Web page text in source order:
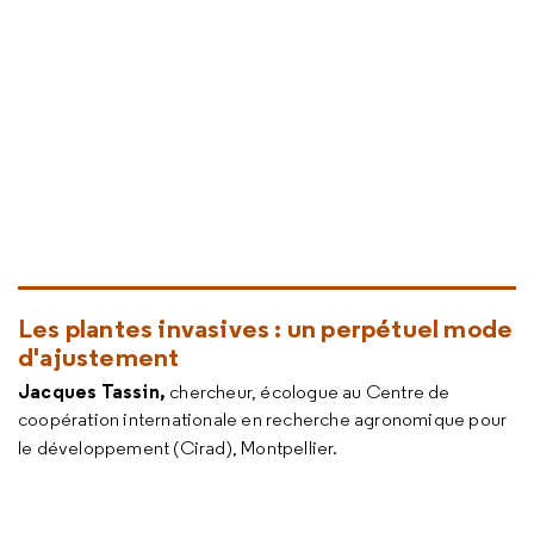
Les plantes invasives : un perpétuel mode
d'ajustement
Jacques Tassin, chercheur, écologue au Centre de
coopération internationale en recherche agronomique pour
le développement (Cirad), Montpellier.